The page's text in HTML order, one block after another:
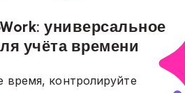
универсальное
учёта времени
время, контролируйте